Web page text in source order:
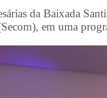
da Baixada
em uma